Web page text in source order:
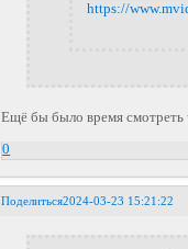
https://
Ещё бы было время смотреть
0
Поделиться2024-03-23 15:21:22